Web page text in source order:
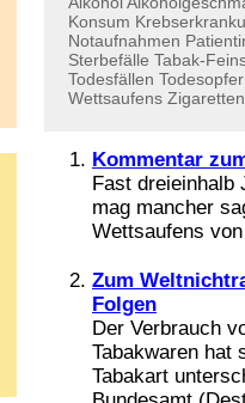
Konsum
Notaufnahmen
Sterbefälle Tabak-
Todesfällen Todesopfer
Wettsaufens Zigaretten
Kommentar
Fast dreieinhalb
mag mancher
Wettsaufens
Zum
Folgen
Der Verbrauch
Tabakwaren hat
Tabakart